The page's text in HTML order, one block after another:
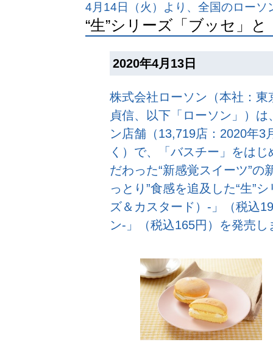
4月14日（火）より、全国のローソ
“生”シリーズ「ブッセ」
2020年4月13日
株式会社ローソン（本社：
貞信、以下「ローソン」）
ン店舗（13,719店：2020年3
く）で、「バスチー」をは
だわった“新感覚スイーツ”の
っとり”食感を追及した“生”
ズ＆カスタード）-」（税込
ン-」（税込165円）を発売し